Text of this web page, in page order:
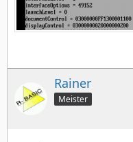
Rainer
Meister